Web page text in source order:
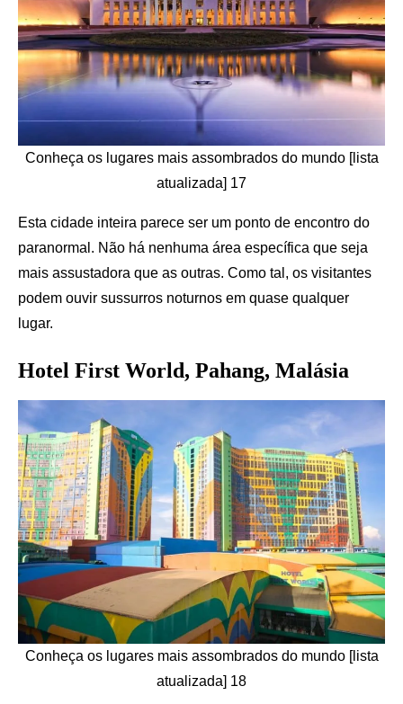
Conheça os lugares mais assombrados do mundo [lista
atualizada] 17
Esta cidade inteira parece ser um ponto de encontro do
paranormal. Não há nenhuma área específica que seja
mais assustadora que as outras. Como tal, os visitantes
podem ouvir sussurros noturnos em quase qualquer
lugar.
Hotel First World, Pahang, Malásia
Conheça os lugares mais assombrados do mundo [lista
atualizada] 18